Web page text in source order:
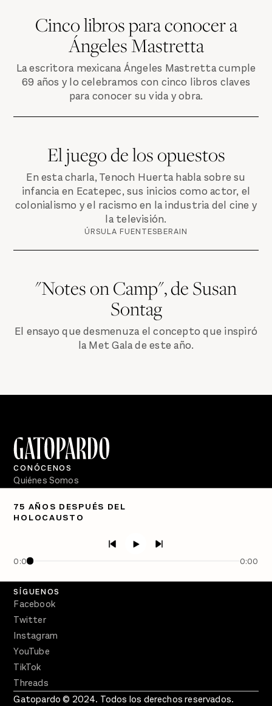
Cinco libros para conocer a
Ángeles Mastretta
La escritora mexicana Ángeles Mastretta cumple
69 años y lo celebramos con cinco libros claves
para conocer su vida y obra.
El juego de los opuestos
En esta charla, Tenoch Huerta habla sobre su
infancia en Ecatepec, sus inicios como actor, el
colonialismo y el racismo en la industria del cine y
la televisión.
ÚRSULA FUENTESBERAIN
"Notes on Camp", de Susan
Sontag
El ensayo que desmenuza el concepto que inspiró
la Met Gala de este año.
75 AÑOS DESPUÉS DEL
HOLOCAUSTO
0:00 0:00
CONÓCENOS
Quiénes Somos
PÓDCASTS
Crecer en Distopía
SÍGUENOS
Facebook
Twitter
Instagram
YouTube
TikTok
Threads
Gatopardo © 2024. Todos los derechos reservados.